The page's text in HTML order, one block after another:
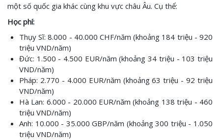
một số quốc gia khác cùng khu vực châu Âu. Cụ thể:
Học phí:
Thụy Sĩ: 8.000 - 40.000 CHF/năm (khoảng 184 triệu - 920
triệu VND/năm)
Đức: 1.500 - 4.500 EUR/năm (khoảng 34 triệu - 103 triệu
VND/năm)
Pháp: 2.770 - 4.000 EUR/năm (khoảng 63 triệu - 92 triệu
VND/năm)
Hà Lan: 6.000 - 20.000 EUR/năm (khoảng 138 triệu - 460
triệu VND/năm)
Anh: 10.000 - 35.000 GBP/năm (khoảng 300 triệu - 1.050
triệu VND/năm)